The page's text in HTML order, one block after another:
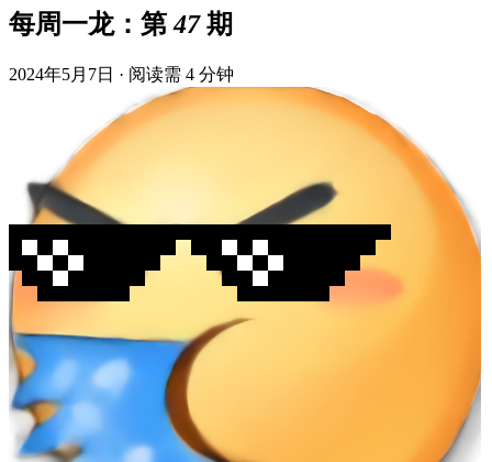
每周一龙：第 47 期
2024年5月7日 · 阅读需 4 分钟